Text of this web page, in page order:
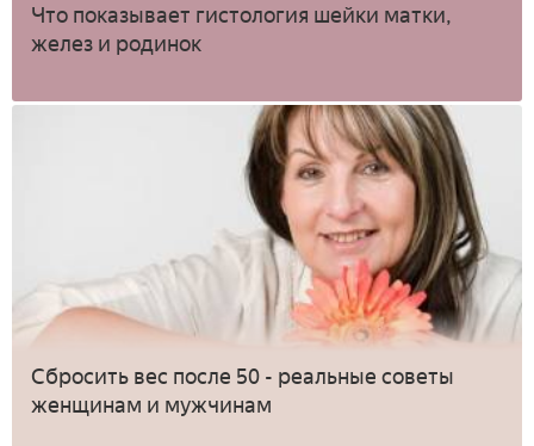
Что показывает гистология шейки матки,
желез и родинок
Сбросить вес после 50 - реальные советы
женщинам и мужчинам